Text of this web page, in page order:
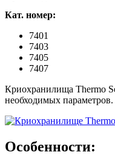
Кат. номер:
7401
7403
7405
7407
Криохранилища Thermo
необходимых параметров.
Особенности: